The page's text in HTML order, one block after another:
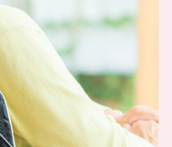
ライフさくらの特徴
デイサービス
● 施設・設備
● ご入居案内
●お知らせ